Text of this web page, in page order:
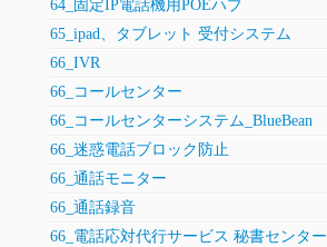
64_固定IP電話機用POEハブ
65_ipad、タブレット 受付システム
66_IVR
66_コールセンター
66_コールセンターシステム_BlueBean
66_迷惑電話ブロック防止
66_通話モニター
66_通話録音
66_電話応対代行サービス 秘書センター